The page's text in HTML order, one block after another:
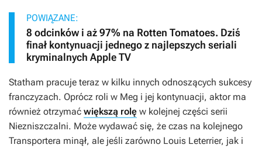
POWIĄZANE:
8 odcinków i aż 97% na Rotten Tomatoes. Dziś
finał kontynuacji jednego z najlepszych seriali
kryminalnych Apple TV
Statham pracuje teraz w kilku innych odnoszących sukcesy
franczyzach. Oprócz roli w Meg i jej kontynuacji, aktor ma
również otrzymać większą rolę w kolejnej części serii
Niezniszczalni. Może wydawać się, że czas na kolejnego
Transportera minął, ale jeśli zarówno Louis Leterrier, jak i